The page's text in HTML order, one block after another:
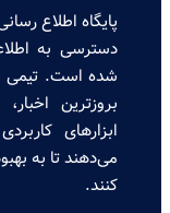
پایگاه اطلاع
دسترسی به
شده است. تیمی
بروزترین
ابزارهای
می‌دهند تا به
کنند.